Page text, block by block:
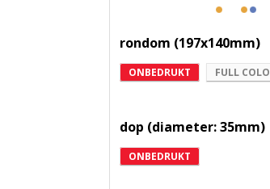
rondom (197x140mm)
ONBEDRUKT FULL
dop (diameter: 35mm)
ONBEDRUKT